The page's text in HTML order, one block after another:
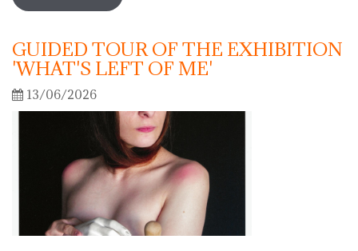
la font'
GUIDED TOUR OF THE EXHIBITION
'WHAT'S LEFT OF ME'
13/06/2026